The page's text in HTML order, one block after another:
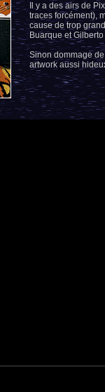
Il y a des airs de
traces forcément),
cause de trop
Buarque et
Sinon dommage
artwork aussi